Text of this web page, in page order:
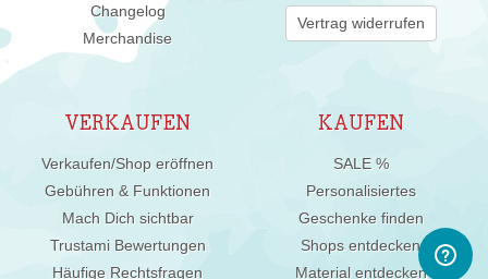
Changelog
Merchandise
Vertrag widerrufen
VERKAUFEN
Verkaufen/Shop eröffnen
Gebühren & Funktionen
Mach Dich sichtbar
Trustami Bewertungen
Häufige Rechtsfragen
KAUFEN
SALE %
Personalisiertes
Geschenke finden
Shops entdecken
Material entdecken